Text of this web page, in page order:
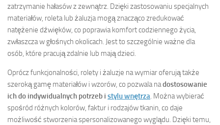
zatrzymanie hałasów z zewnątrz. Dzięki zastosowaniu specjalnych
materiałów, roleta lub żaluzja mogą znacząco zredukować
natężenie dźwięków, co poprawia komfort codziennego życia,
zwłaszcza w głośnych okolicach. Jest to szczególnie ważne dla
osób, które pracują zdalnie lub mają dzieci.
Oprócz funkcjonalności, rolety i żaluzje na wymiar oferują także
szeroką gamę materiałów i wzorów, co pozwala nadostosowanie
ich do indywidualnych potrzeb i stylu wnętrza. Można wybierać
spośród różnych kolorów, faktur i rodzajów tkanin, co daje
możliwość stworzenia spersonalizowanego wyglądu. Dzięki temu,